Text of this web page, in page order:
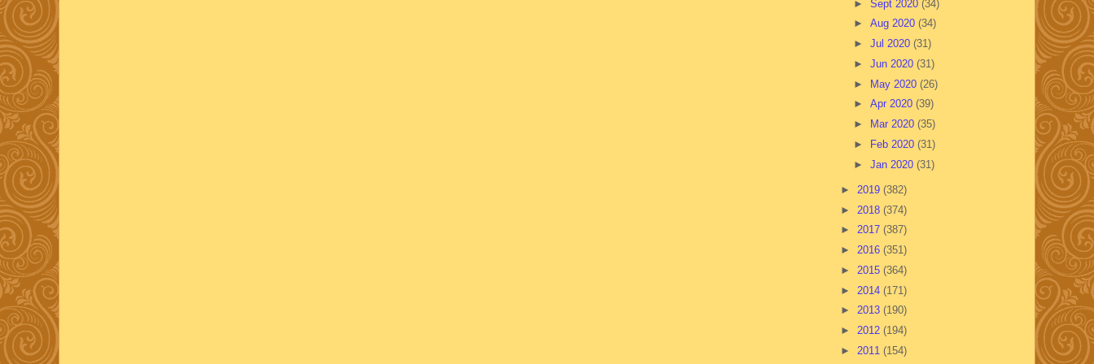
► Sept 2020 (34)
► Aug 2020 (34)
► Jul 2020 (31)
► Jun 2020 (31)
► May 2020 (26)
► Apr 2020 (39)
►
Mar 2020 (35)
►
Feb 2020 (31)
► Jan 2020 (31)
► 2019 (382)
► 2018 (374)
► 2017 (387)
► 2016 (351)
► 2015 (364)
► 2014 (171)
► 2013 (190)
► 2012 (194)
► 2011 (154)